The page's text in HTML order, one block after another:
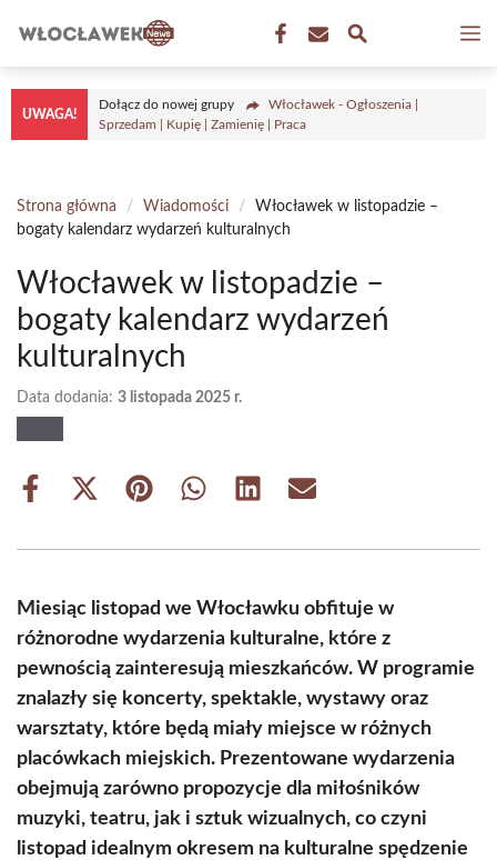
treści
UWAGA!
Dołącz do nowej grupy
Włocławek - Ogłoszenia |
Sprzedam | Kupię | Zamienię | Praca
Strona główna / Wiadomości /
Włocławek w listopadzie –
bogaty kalendarz wydarzeń kulturalnych
Włocławek w listopadzie –
bogaty kalendarz wydarzeń
kulturalnych
Data dodania: 3 listopada 2025 r.
Share
Share
(Twitter)
Share Share Share Share
Miesiąc listopad we Włocławku obfituje w
różnorodne wydarzenia kulturalne, które z
pewnością zainteresują mieszkańców. W programie
znalazły się koncerty, spektakle, wystawy oraz
warsztaty, które będą miały miejsce w różnych
placówkach miejskich. Prezentowane wydarzenia
obejmują zarówno propozycje dla miłośników
muzyki, teatru, jak i sztuk wizualnych, co czyni
listopad idealnym okresem na kulturalne spędzenie